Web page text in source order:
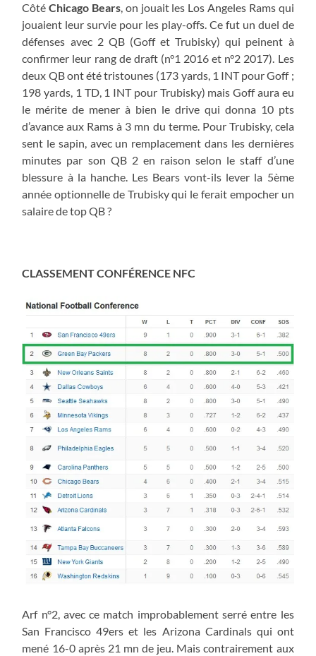
CôtéChicago Bears, on jouait les Los Angeles Rams qui
jouaient leur survie pour les play-offs. Ce fut un duel de
défenses avec 2 QB (Goff et Trubisky) qui peinent à
confirmer leur rang de draft (n°1 2016 et n°2 2017). Les
deux QB ont été tristounes (173 yards, 1 INT pour Goff ;
198 yards, 1 TD, 1 INT pour Trubisky) mais Goff aura eu
le mérite de mener à bien le drive qui donna 10 pts
d’avance aux Rams à 3 mn du terme. Pour Trubisky, cela
sent le sapin, avec un remplacement dans les dernières
minutes par son QB 2 en raison selon le staff d’une
blessure à la hanche. Les Bears vont-ils lever la 5ème
année optionnelle de Trubisky qui le ferait empocher un
salaire de top QB ?
CLASSEMENT CONFÉRENCE NFC
Arf n°2, avec ce match improbablement serré entre les
San Francisco 49ers et les Arizona Cardinals qui ont
mené 16-0 après 21 mn de jeu. Mais contrairement aux